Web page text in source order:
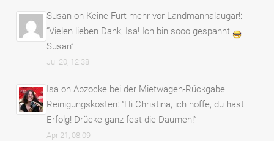
Susan on Keine Furt mehr vor Landmannalaugar!:
“Vielen lieben Dank, Isa! Ich bin sooo gespannt
Susan”
Jul 20, 12:38
Isa onAbzocke bei der Mietwagen-Rückgabe –
Reinigungskosten: “Hi Christina, ich hoffe, du hast
Erfolg! Drücke ganz fest die Daumen!”
Apr 21, 08:09